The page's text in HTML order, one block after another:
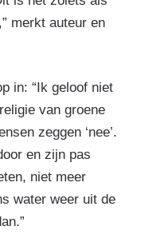
merkt auteur en
in: “Ik geloof niet
van groene
zeggen ‘nee’.
en zijn pas
niet meer
water weer uit de